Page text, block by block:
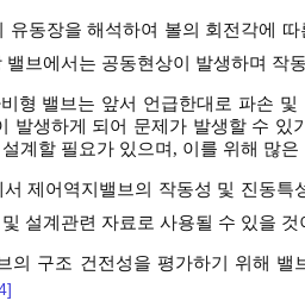
유동장을 해석하여 볼의 회전각에
밸브에서는 공동현상이 발생하며 작
형 밸브는 앞서 언급한대로 파손
발생하게 되어 문제가 발생할 수
계할 필요가 있으며, 이를 위해 많
제어역지밸브의 작동성 및 진동
설계관련 자료로 사용될 수 있을
의 구조 건전성을 평가하기 위해